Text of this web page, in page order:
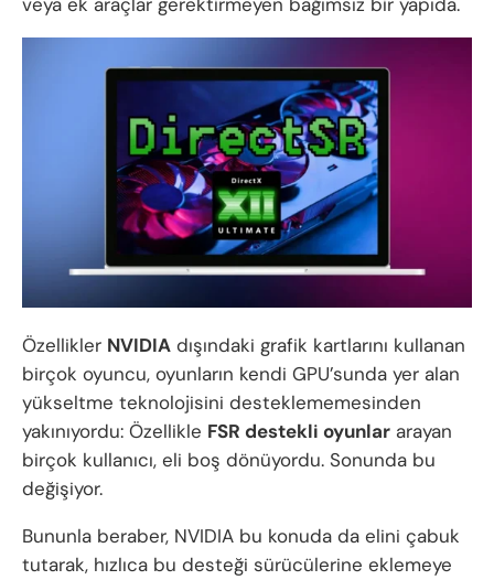
Özellikler NVIDIA dışındaki grafik kartlarını kullanan
birçok oyuncu, oyunların kendi GPU’sunda yer alan
yükseltme teknolojisini desteklememesinden
yakınıyordu: Özellikle FSR destekli oyunlar arayan
birçok kullanıcı, eli boş dönüyordu. Sonunda bu
değişiyor.
Bununla beraber, NVIDIA bu konuda da elini çabuk
tutarak, hızlıca bu desteği sürücülerine eklemeye